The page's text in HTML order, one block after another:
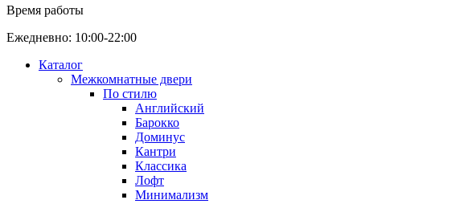
Время работы
Ежедневно: 10:00-22:00
Каталог
Межкомнатные двери
По стилю
Английский
Барокко
Доминус
Кантри
Классика
Лофт
Минимализм